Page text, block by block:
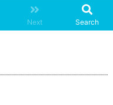
Next Search